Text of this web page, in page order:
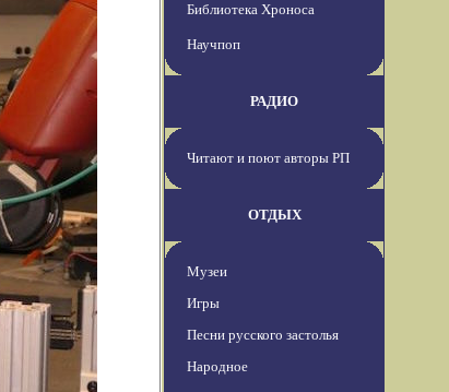
Библиотека Хроноса
Научпоп
РАДИО
Читают и поют авторы РП
ОТДЫХ
Музеи
Игры
Песни русского застолья
Народное